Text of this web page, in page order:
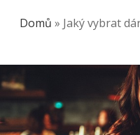
Domů » Jaký vybrat